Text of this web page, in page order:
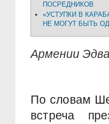
ПОСРЕДНИКОВ
«УСТУПКИ В
НЕ МОГУТ БЫТЬ
Армении
По словам
встреча